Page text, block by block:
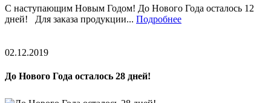
С наступающим Новым Годом! До Нового Года осталось 12
дней! Для заказа продукции... Подробнее
02.12.2019
До Нового Года осталось 28 дней!